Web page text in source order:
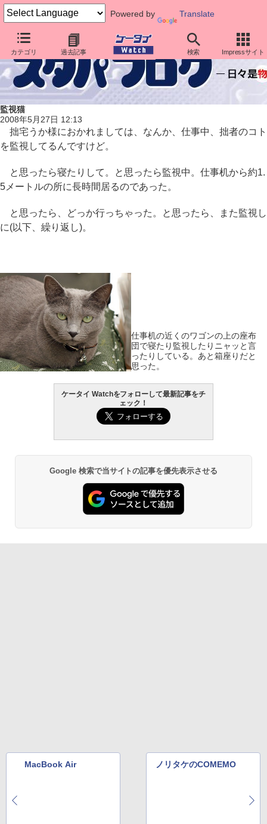
Powered by Translate
カテゴリ 過去記事 検索 Impressサイト
監視猫
2008年5月27日 12:13
拙宅うか様におかれましては、なんか、仕事中、拙者のコト
を監視してるんですけど。
と思ったら寝たりして。と思ったら監視中。仕事机から約1.
5メートルの所に長時間居るのであった。
と思ったら、どっか行っちゃった。と思ったら、また監視し
に(以下、繰り返し)。
仕事机の近くのワゴンの上の座布
団で寝たり監視したりニャッと言
ったりしている。あと箱座りだと
思った。
ケータイ Watchをフォローして最新記事をチ
ェック！
Google 検索で当サイトの記事を優先表示させる
MacBook Air ノリタケのCOMEMO